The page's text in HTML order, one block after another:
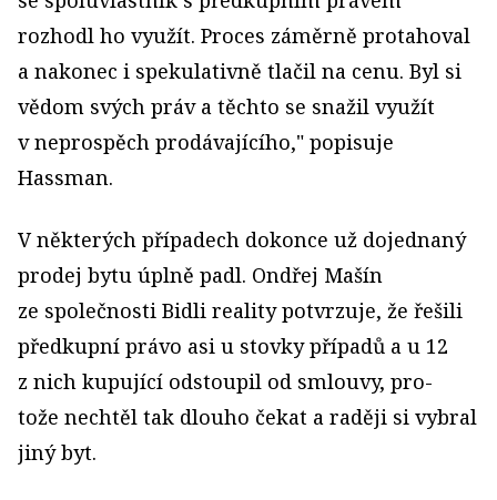
rozhodl ho využít. Proces záměrně protahoval
a nakonec i spekulativně tlačil na cenu. Byl si
vědom svých práv a těchto se snažil využít
v neprospěch prodávajícího," popisuje
Hassman.
V některých případech dokonce už dojednaný
prodej bytu úplně padl. Ondřej Mašín
ze společnosti Bidli reality potvrzuje, že řešili
předkupní právo asi u stovky pří­padů a u 12
z nich kupující odstoupil od smlouvy, pro­
tože nechtěl tak dlouho čekat a raději si vybral
jiný byt.